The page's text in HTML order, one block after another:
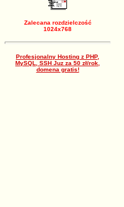
Zalecana rozdzielczość
1024x768
Profesjonalny Hosting z PHP,
MySQL, SSH Juz za 50 zł/rok,
domena gratis!